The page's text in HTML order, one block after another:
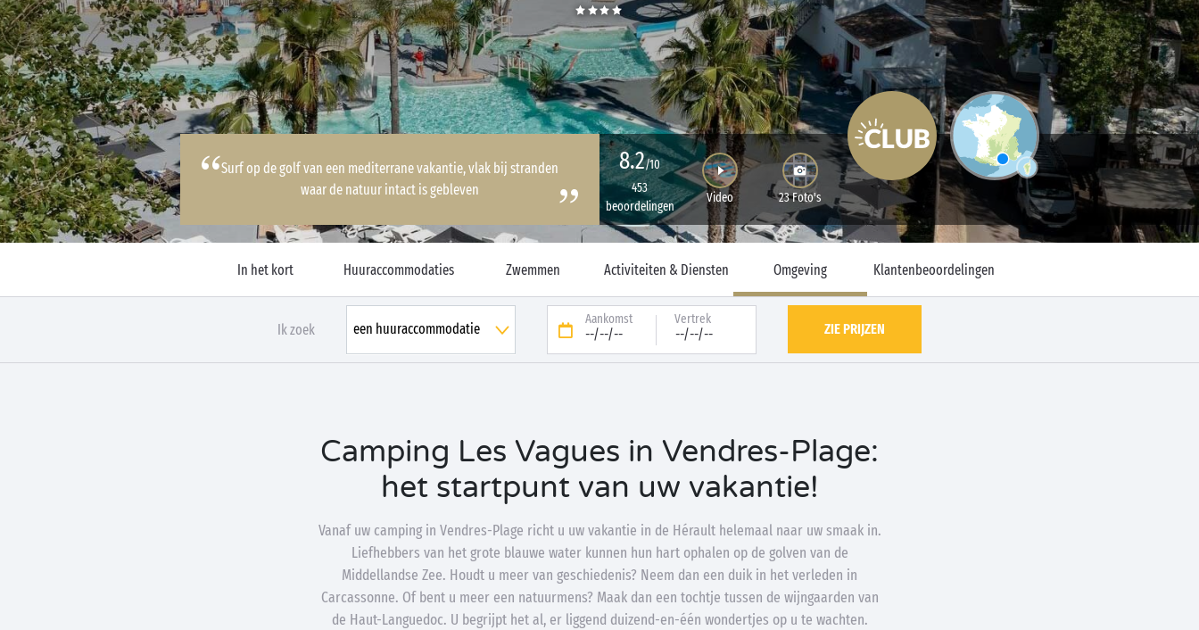
Surf op de golf van een mediterrane vakantie, vlak bij stranden
waar de natuur intact is gebleven
8.2/10
453
beoordelingen
Video 23 Foto's
In het kort Huuraccommodaties Zwemmen Activiteiten & Diensten Omgeving Klantenbeoordelingen
Ik zoek
Aankomst
--/--/--
Vertrek
--/--/-- ZIE PRIJZEN
Camping Les Vagues in Vendres-Plage:
het startpunt van uw vakantie!
Vanaf uw camping in Vendres-Plage richt u uw vakantie in de Hérault helemaal naar uw smaak in.
Liefhebbers van het grote blauwe water kunnen hun hart ophalen op de golven van de
Middellandse Zee. Houdt u meer van geschiedenis? Neem dan een duik in het verleden in
Carcassonne. Of bent u meer een natuurmens? Maak dan een tochtje tussen de wijngaarden van
de Haut-Languedoc. U begrijpt het al, er liggend duizend-en-één wondertjes op u te wachten.